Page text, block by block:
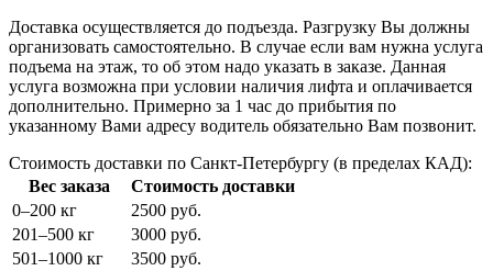
Доставка осуществляется до подъезда. Разгрузку Вы должны
организовать самостоятельно. В случае если вам нужна услуга
подъема на этаж, то об этом надо указать в заказе. Данная
услуга возможна при условии наличия лифта и оплачивается
дополнительно. Примерно за 1 час до прибытия по
указанному Вами адресу водитель обязательно Вам позвонит.
Стоимость доставки по Санкт-Петербургу (в пределах КАД):
Вес заказа
Стоимость доставки
0–200 кг
2500 руб.
201–500 кг
3000 руб.
501–1000 кг
3500 руб.